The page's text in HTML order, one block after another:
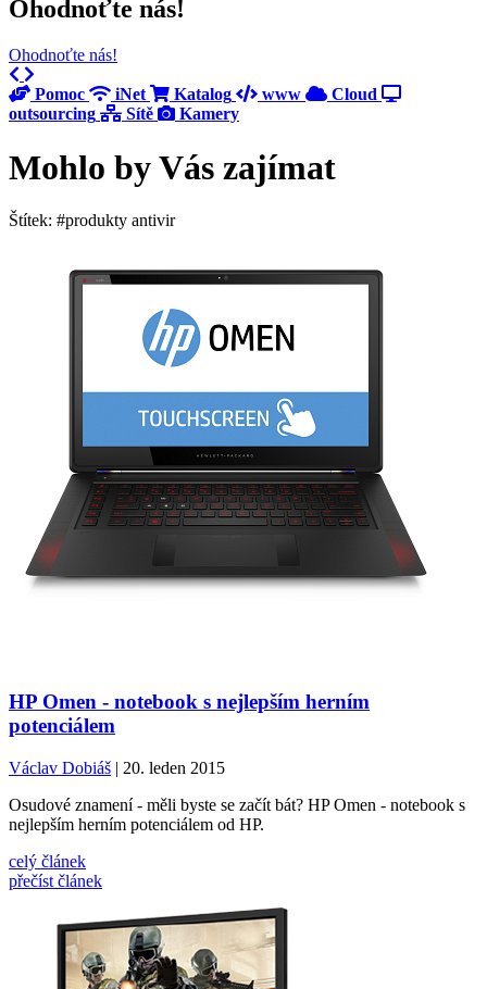
Ohodnoťte nás!
Ohodnoťte nás!
Previous
Pomoc
iNet Katalog www
Cloud
outsourcing
Sítě Kamery
Mohlo by Vás zajímat
Štítek: #produkty antivir
HP Omen - notebook s nejlepším herním
potenciálem
Václav Dobiáš | 20. leden 2015
Osudové znamení - měli byste se začít bát? HP Omen - notebook s
nejlepším herním potenciálem od HP.
celý článek
přečíst článek